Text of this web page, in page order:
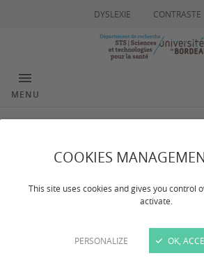
COOKIES
This site uses cookies and gives you control
activate.
PERSONALIZE OK,
DYSLEXIE CONTRASTE
MENU
AAP/AMI UB et
tutelles